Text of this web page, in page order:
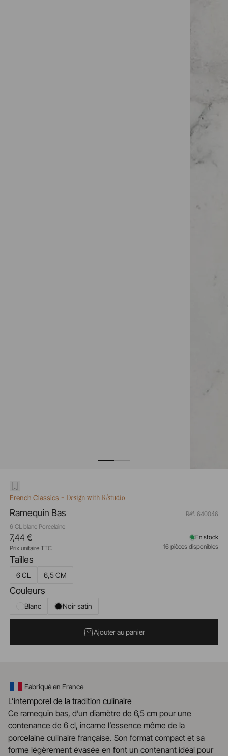
French Classics- Design with R/studio
Ramequin Bas
6 CL blanc Porcelaine
Réf. 640046
Tailles
6 CL 6,5 CM
Couleurs
Blanc Noir satin
7,44 €
Prix unitaire TTC
En stock
16 pièces disponibles
Ajouter au panier
Fabriqué en France
L’intemporel de la tradition culinaire
Ce ramequin bas, d’un diamètre de 6,5 cm pour une
contenance de 6 cl, incarne l’essence même de la
porcelaine culinaire française. Son format compact et sa
forme légèrement évasée en font un contenant idéal pour